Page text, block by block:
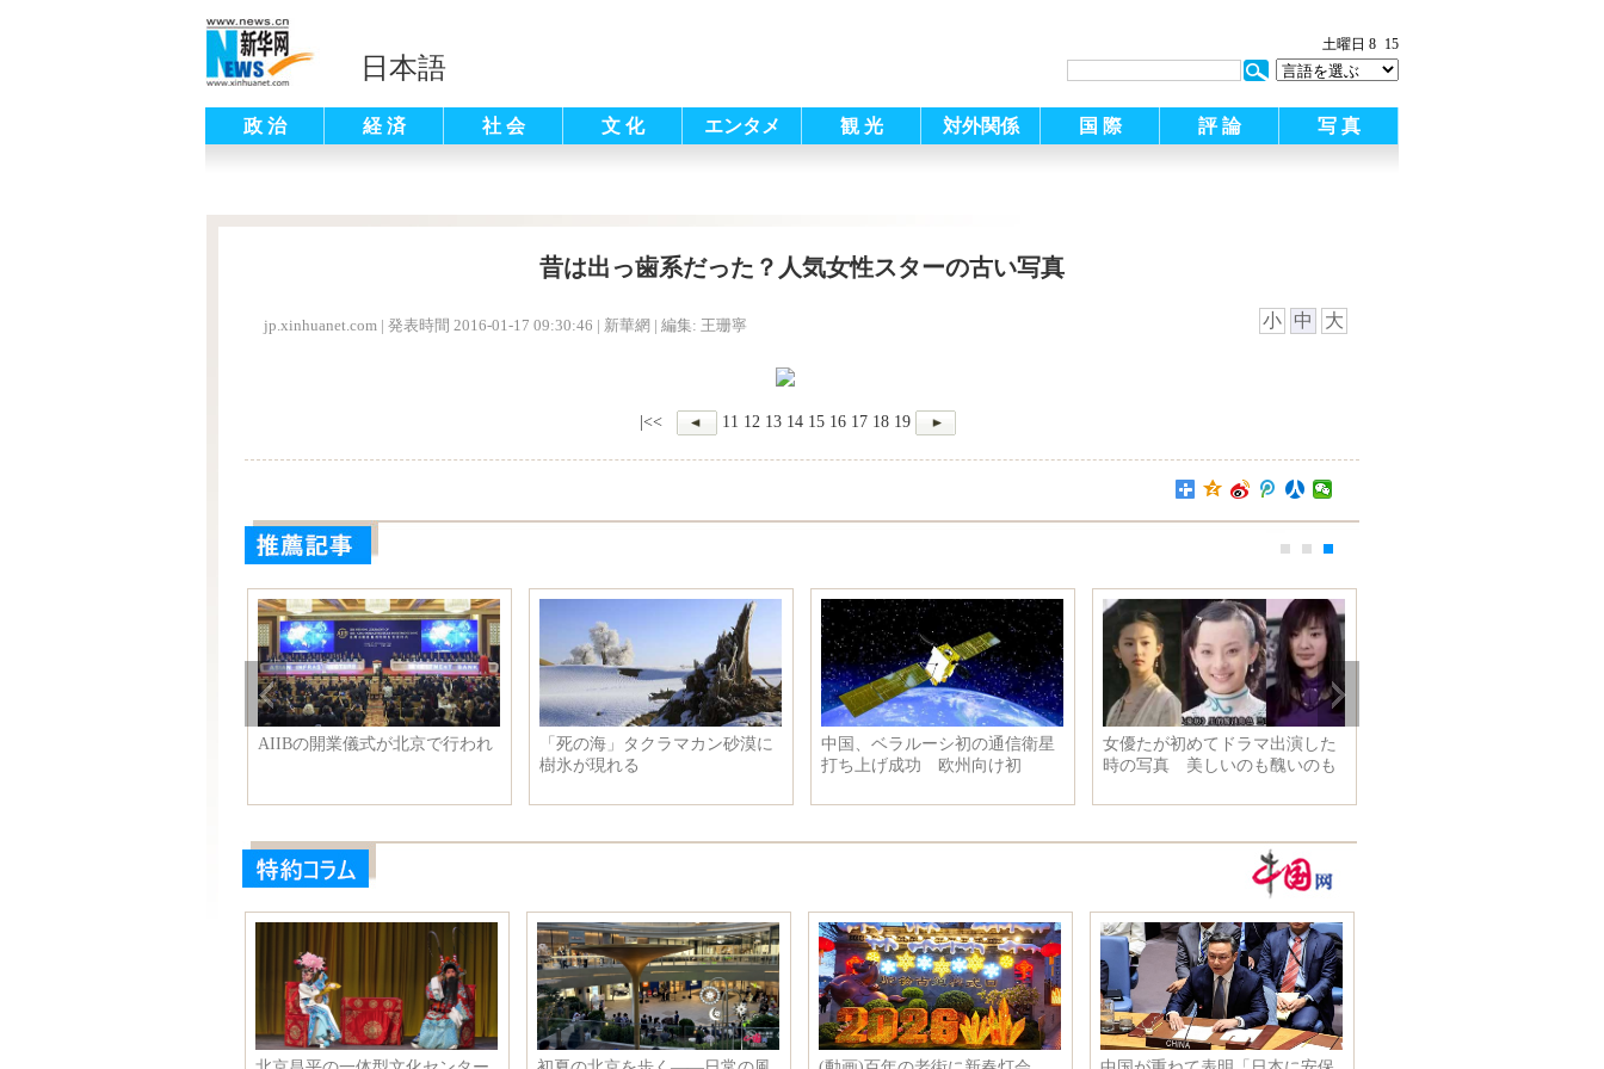
日本語
土曜日 8 15
政 治 経 済 社 会 文 化 エンタメ 観 光 対外関係 国 際 評 論 写 真
昔は出っ歯系だった？人気女性スターの古い写真
jp.xinhuanet.com | 発表時間 2016-01-17 09:30:46 | 新華網 | 編集: 王珊寧 小 中 大
|<< 11 12 13 14 15 16 17 18 19
AIIBの開業儀式が北京で行われ
「死の海」タクラマカン砂漠に
樹氷が現れる
中国、ベラルーシ初の通信衛星
打ち上げ成功 欧州向け初
女優たが初めてドラマ出演した
時の写真 美しいのも醜いのも